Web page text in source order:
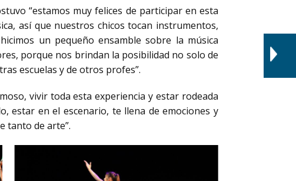
“estamos muy felices de participar en esta
así que nuestros chicos tocan instrumentos,
un pequeño ensamble sobre la música
porque nos brindan la posibilidad no solo de
escuelas y de otros profes”.
vivir toda esta experiencia y estar rodeada
estar en el escenario, te llena de emociones y
tanto de arte”.